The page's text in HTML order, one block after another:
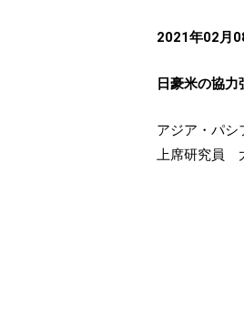
2021年02月
日豪米の協
アジア・パシ
上席研究員